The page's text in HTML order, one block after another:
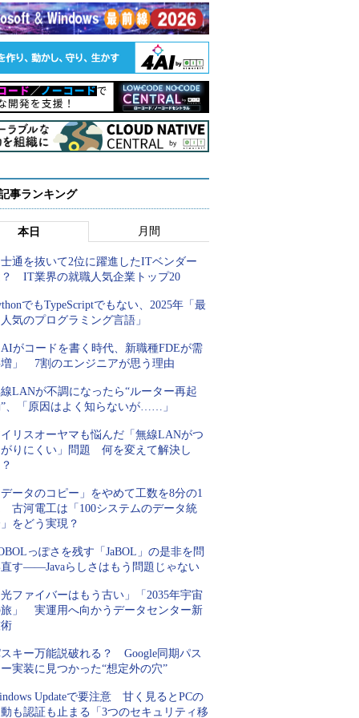
事ランキング
本日 月間
通を抜いて2位に躍進したITベンダー
？ IT業界の就職人気企業トップ20
でもTypeScriptでもない、2025年「最
気のプログラミング言語」
AIがコードを書く時代、新職種FDEが需
」 7割のエンジニアが思う理由
LANが不調になったら“ルーター再起
、「原因はよく知らないが……」
リスオーヤマも悩んだ「無線LANがつ
がりにくい」問題 何を変えて解決し
データのコピー」をやめて工数を8分の1
古河電工は「100システムのデータ統
をどう実現？
っぽさを残す「JaBOL」の是非を問
す――Javaらしさはもう問題じゃない
光ファイバーはもう古い」「2035年宇宙
」 実運用へ向かうデータセンター新
キー万能説破れる？ Google同期パス
実装に見つかった“想定外の穴”
Updateで要注意 甘く見るとPCの
も認証も止まる「3つのセキュリティ移